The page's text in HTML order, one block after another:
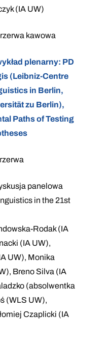
(IA UW)
kawowa
plenarny: PD
(Leibniz-Centre
in Berlin,
zu Berlin),
Paths of Testing
panelowa
in the 21st
Rodak (IA
(IA UW),
UW), Monika
Breno Silva (IA
(absolwentka
(WLS UW),
Czaplicki (IA